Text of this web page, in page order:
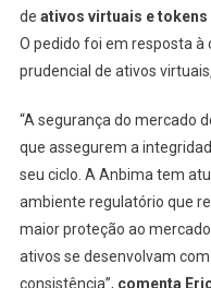
de ativos virtuais e tokens
O pedido foi em resposta
prudencial de ativos
“A segurança do mercado
que assegurem a
seu ciclo. A Anbima tem
ambiente regulatório que
maior proteção ao
ativos se desenvolvam
consistência”, comenta